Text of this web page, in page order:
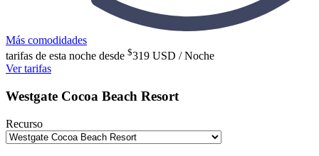
Más comodidades
tarifas de esta noche desde $319 USD / Noche
Ver tarifas
Westgate Cocoa Beach Resort
Recurso